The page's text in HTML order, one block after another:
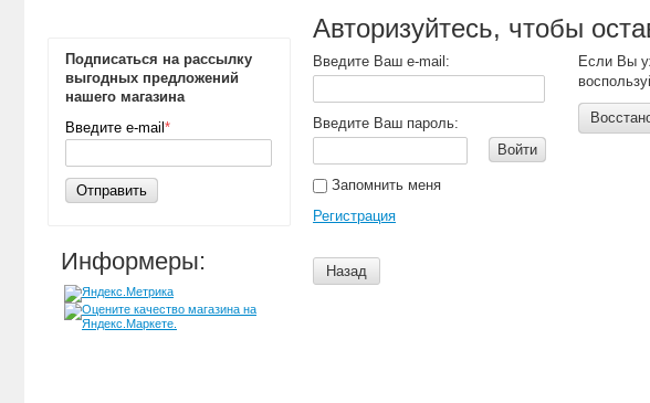
Подписаться на рассылку
выгодных предложений
нашего магазина
Введите e-mail *
Отправить
Информеры:
Авторизуйтесь, чтобы
Введите Ваш e-mail:
Введите Ваш пароль:
Войти
Запомнить меня
Регистрация
Если Вы
Назад